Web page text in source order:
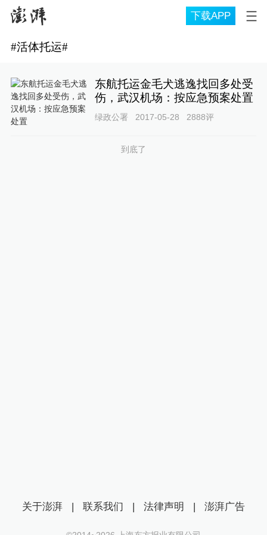
下载APP
#活体托运#
东航托运金毛犬逃逸找回多处受
伤，武汉机场：按应急预案处置
绿政公署 2017-05-28 2888评
到底了
关于澎湃 | 联系我们 | 法律声明 | 澎湃广告